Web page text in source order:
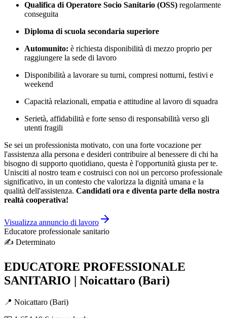
Qualifica di Operatore Socio Sanitario (OSS) regolarmente
conseguita
Diploma di scuola secondaria superiore
Automunito: è richiesta disponibilità di mezzo proprio per
raggiungere la sede di lavoro
Disponibilità a lavorare su turni, compresi notturni, festivi e
weekend
Capacità relazionali, empatia e attitudine al lavoro di squadra
Serietà, affidabilità e forte senso di responsabilità verso gli
utenti fragili
Se sei un professionista motivato, con una forte vocazione per
l'assistenza alla persona e desideri contribuire al benessere di chi ha
bisogno di supporto quotidiano, questa è l'opportunità giusta per te.
Unisciti al nostro team e costruisci con noi un percorso professionale
significativo, in un contesto che valorizza la dignità umana e la
qualità dell'assistenza. Candidati ora e diventa parte della nostra
realtà cooperativa!
Visualizza annuncio di lavoro
Educatore professionale sanitario
✍️ Determinato
EDUCATORE PROFESSIONALE
SANITARIO | Noicattaro (Bari)
📍 Noicattaro (Bari)